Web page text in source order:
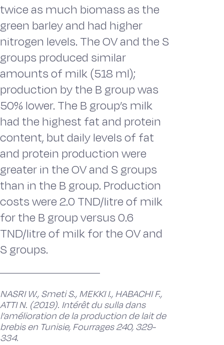
twice as much biomass as the
green barley and had higher
nitrogen levels. The OV and the S
groups produced similar
amounts of milk (518 ml);
production by the B group was
50% lower. The B group’s milk
had the highest fat and protein
content, but daily levels of fat
and protein production were
greater in the OV and S groups
than in the B group. Production
costs were 2.0 TND/litre of milk
for the B group versus 0.6
TND/litre of milk for the OV and
S groups.
NASRI W., Smeti S., MEKKI I., HABACHI F.,
ATTI N. (2019). Intérêt du sulla dans
l’amélioration de la production de lait de
brebis en Tunisie, Fourrages 240, 329-
334.